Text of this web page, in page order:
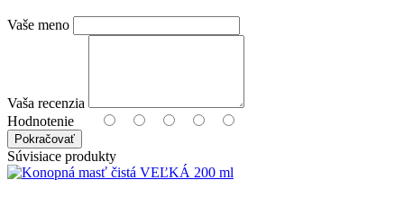
Vaše meno
Vaša recenzia
Hodnotenie
Pokračovať
Súvisiace produkty